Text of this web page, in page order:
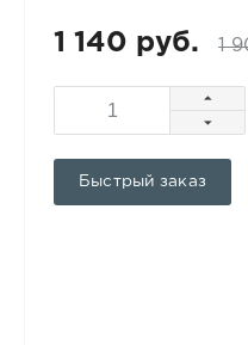
1 140 руб. 1
Быстрый заказ